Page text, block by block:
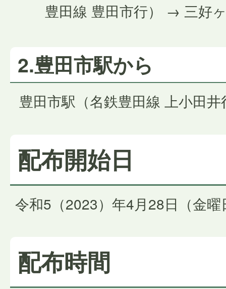
豊田線 豊田市行） → 三好
2.豊田市駅から
豊田市駅（名鉄豊田線 上小田
配布開始日
令和5（2023）年4月28日（金曜
配布時間